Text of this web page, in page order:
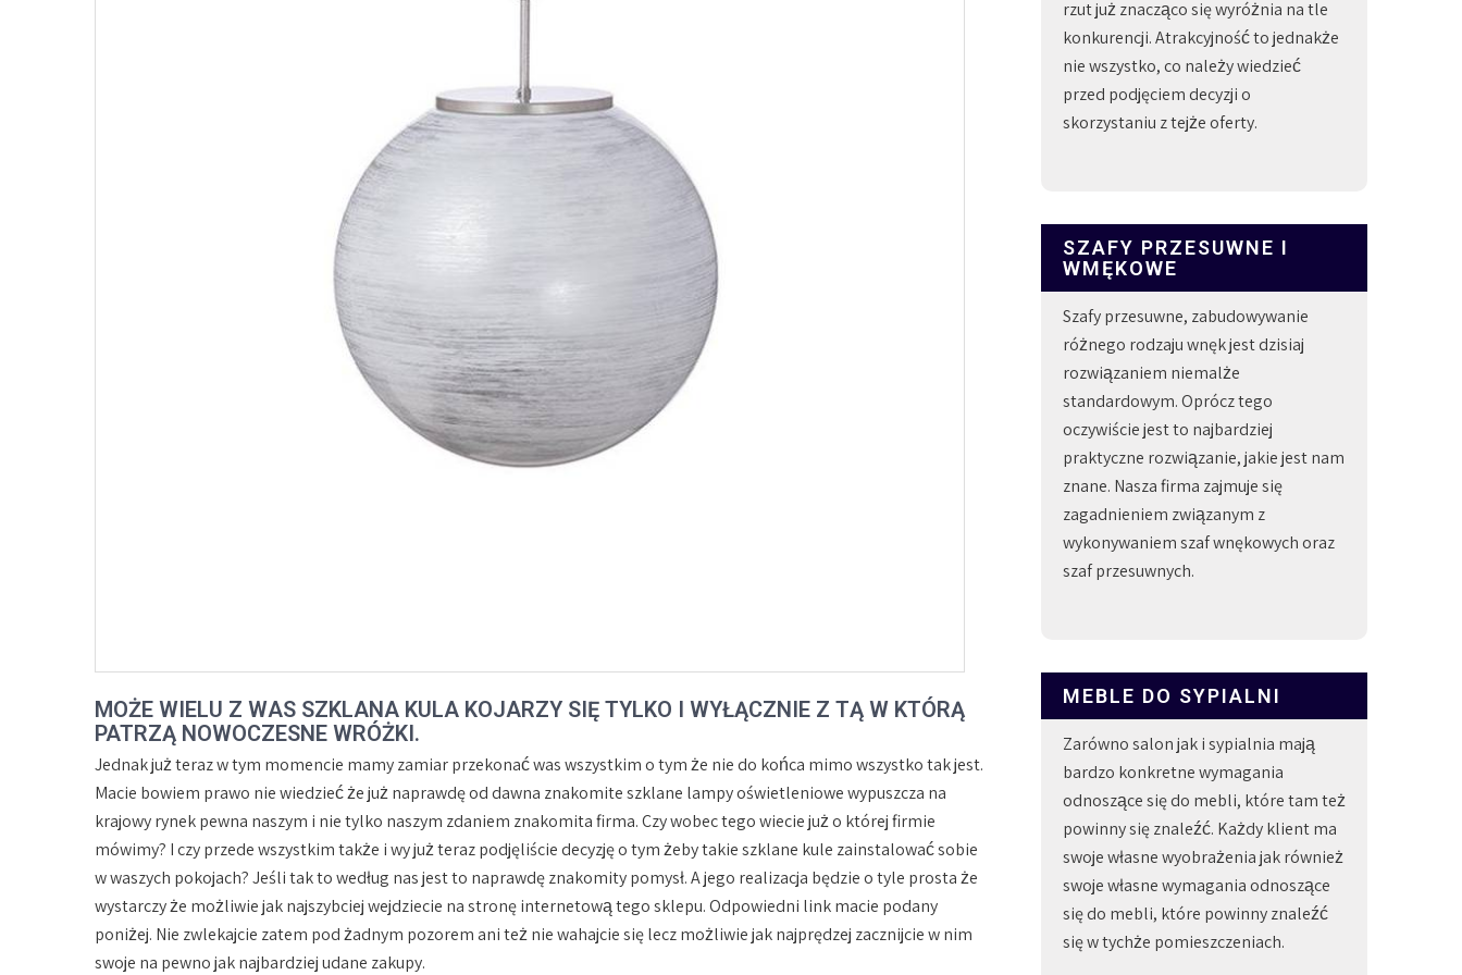
MOŻE WIELU Z WAS SZKLANA KULA KOJARZY SIĘ TYLKO I WYŁĄCZNIE Z TĄ W KTÓRĄ
PATRZĄ NOWOCZESNE WRÓŻKI.
Jednak już teraz w tym momencie mamy zamiar przekonać was wszystkim o tym że nie do końca mimo wszystko tak jest.
Macie bowiem prawo nie wiedzieć że już naprawdę od dawna znakomite szklane lampy oświetleniowe wypuszcza na
krajowy rynek pewna naszym i nie tylko naszym zdaniem znakomita firma. Czy wobec tego wiecie już o której firmie
mówimy? I czy przede wszystkim także i wy już teraz podjęliście decyzję o tym żeby takie szklane kule zainstalować sobie
w waszych pokojach? Jeśli tak to według nas jest to naprawdę znakomity pomysł. A jego realizacja będzie o tyle prosta że
wystarczy że możliwie jak najszybciej wejdziecie na stronę internetową tego sklepu. Odpowiedni link macie podany
poniżej. Nie zwlekajcie zatem pod żadnym pozorem ani też nie wahajcie się lecz możliwie jak najprędzej zacznijcie w nim
swoje na pewno jak najbardziej udane zakupy.
rzut już znacząco się wyróżnia na tle
konkurencji. Atrakcyjność to jednakże
nie wszystko, co należy wiedzieć
przed podjęciem decyzji o
skorzystaniu z tejże oferty.
SZAFY PRZESUWNE I
WMĘKOWE
Szafy przesuwne, zabudowywanie
różnego rodzaju wnęk jest dzisiaj
rozwiązaniem niemalże
standardowym. Oprócz tego
oczywiście jest to najbardziej
praktyczne rozwiązanie, jakie jest nam
znane. Nasza firma zajmuje się
zagadnieniem związanym z
wykonywaniem szaf wnękowych oraz
szaf przesuwnych.
MEBLE DO SYPIALNI
Zarówno salon jak i sypialnia mają
bardzo konkretne wymagania
odnoszące się do mebli, które tam też
powinny się znaleźć. Każdy klient ma
swoje własne wyobrażenia jak również
swoje własne wymagania odnoszące
się do mebli, które powinny znaleźć
się w tychże pomieszczeniach.